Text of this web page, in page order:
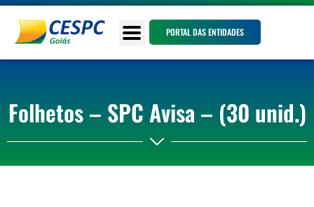
PORTAL DAS ENTIDADES
Folhetos – SPC Avisa – (30 unid.)